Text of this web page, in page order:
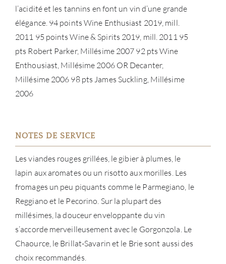
l’acidité et les tannins en font un vin d’une grande
élégance. 94 points Wine Enthusiast 2019, mill.
2011 95 points Wine & Spirits 2019, mill. 2011 95
pts Robert Parker, Millésime 2007 92 pts Wine
Enthousiast, Millésime 2006 OR Decanter,
Millésime 2006 98 pts James Suckling, Millésime
2006
NOTES DE SERVICE
Les viandes rouges grillées, le gibier à plumes, le
lapin aux aromates ou un risotto aux morilles. Les
fromages un peu piquants comme le Parmegiano, le
Reggiano et le Pecorino. Sur la plupart des
millésimes, la douceur enveloppante du vin
s’accorde merveilleusement avec le Gorgonzola. Le
Chaource, le Brillat-Savarin et le Brie sont aussi des
choix recommandés.